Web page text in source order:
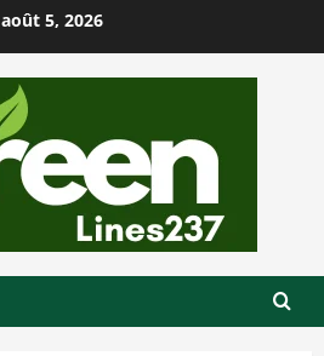
août 5, 2026